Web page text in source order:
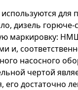
для
дизель
маркировку:
и,
насосного
чертой
его достаточно